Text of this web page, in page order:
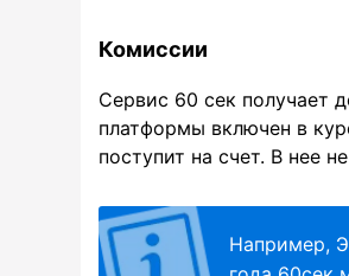
Комиссии
Сервис 60 сек получает
платформы включен в
поступит на счет. В нее
Например,